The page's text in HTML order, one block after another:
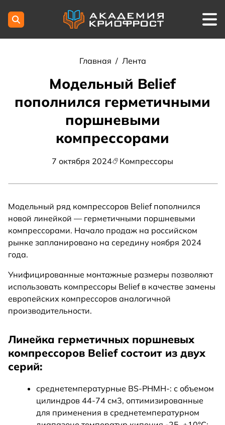
Главная / Лента
Модельный Belief
пополнился герметичными
поршневыми
компрессорами
7 октября 2024 Компрессоры
Модельный ряд компрессоров Belief пополнился
новой линейкой — герметичными поршневыми
компрессорами. Начало продаж на российском
рынке запланировано на середину ноября 2024
года.
Унифицированные монтажные размеры позволяют
использовать компрессоры Belief в качестве замены
европейских компрессоров аналогичной
производительности.
Линейка герметичных поршневых
компрессоров Belief состоит из двух
серий:
среднетемпературные BS-PHMH-: с объемом
цилиндров 44-74 см3, оптимизированные
для применения в среднетемпературном